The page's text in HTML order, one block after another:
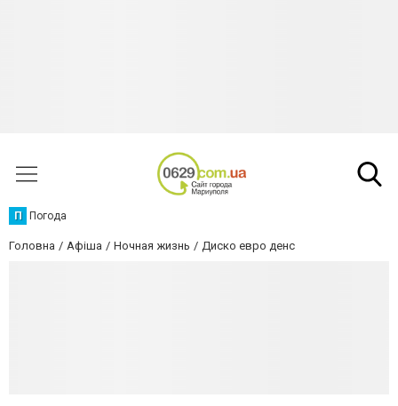
П Погода
Головна Афіша Ночная жизнь Диско евро денс